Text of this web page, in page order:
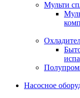
Мульти
Насосное